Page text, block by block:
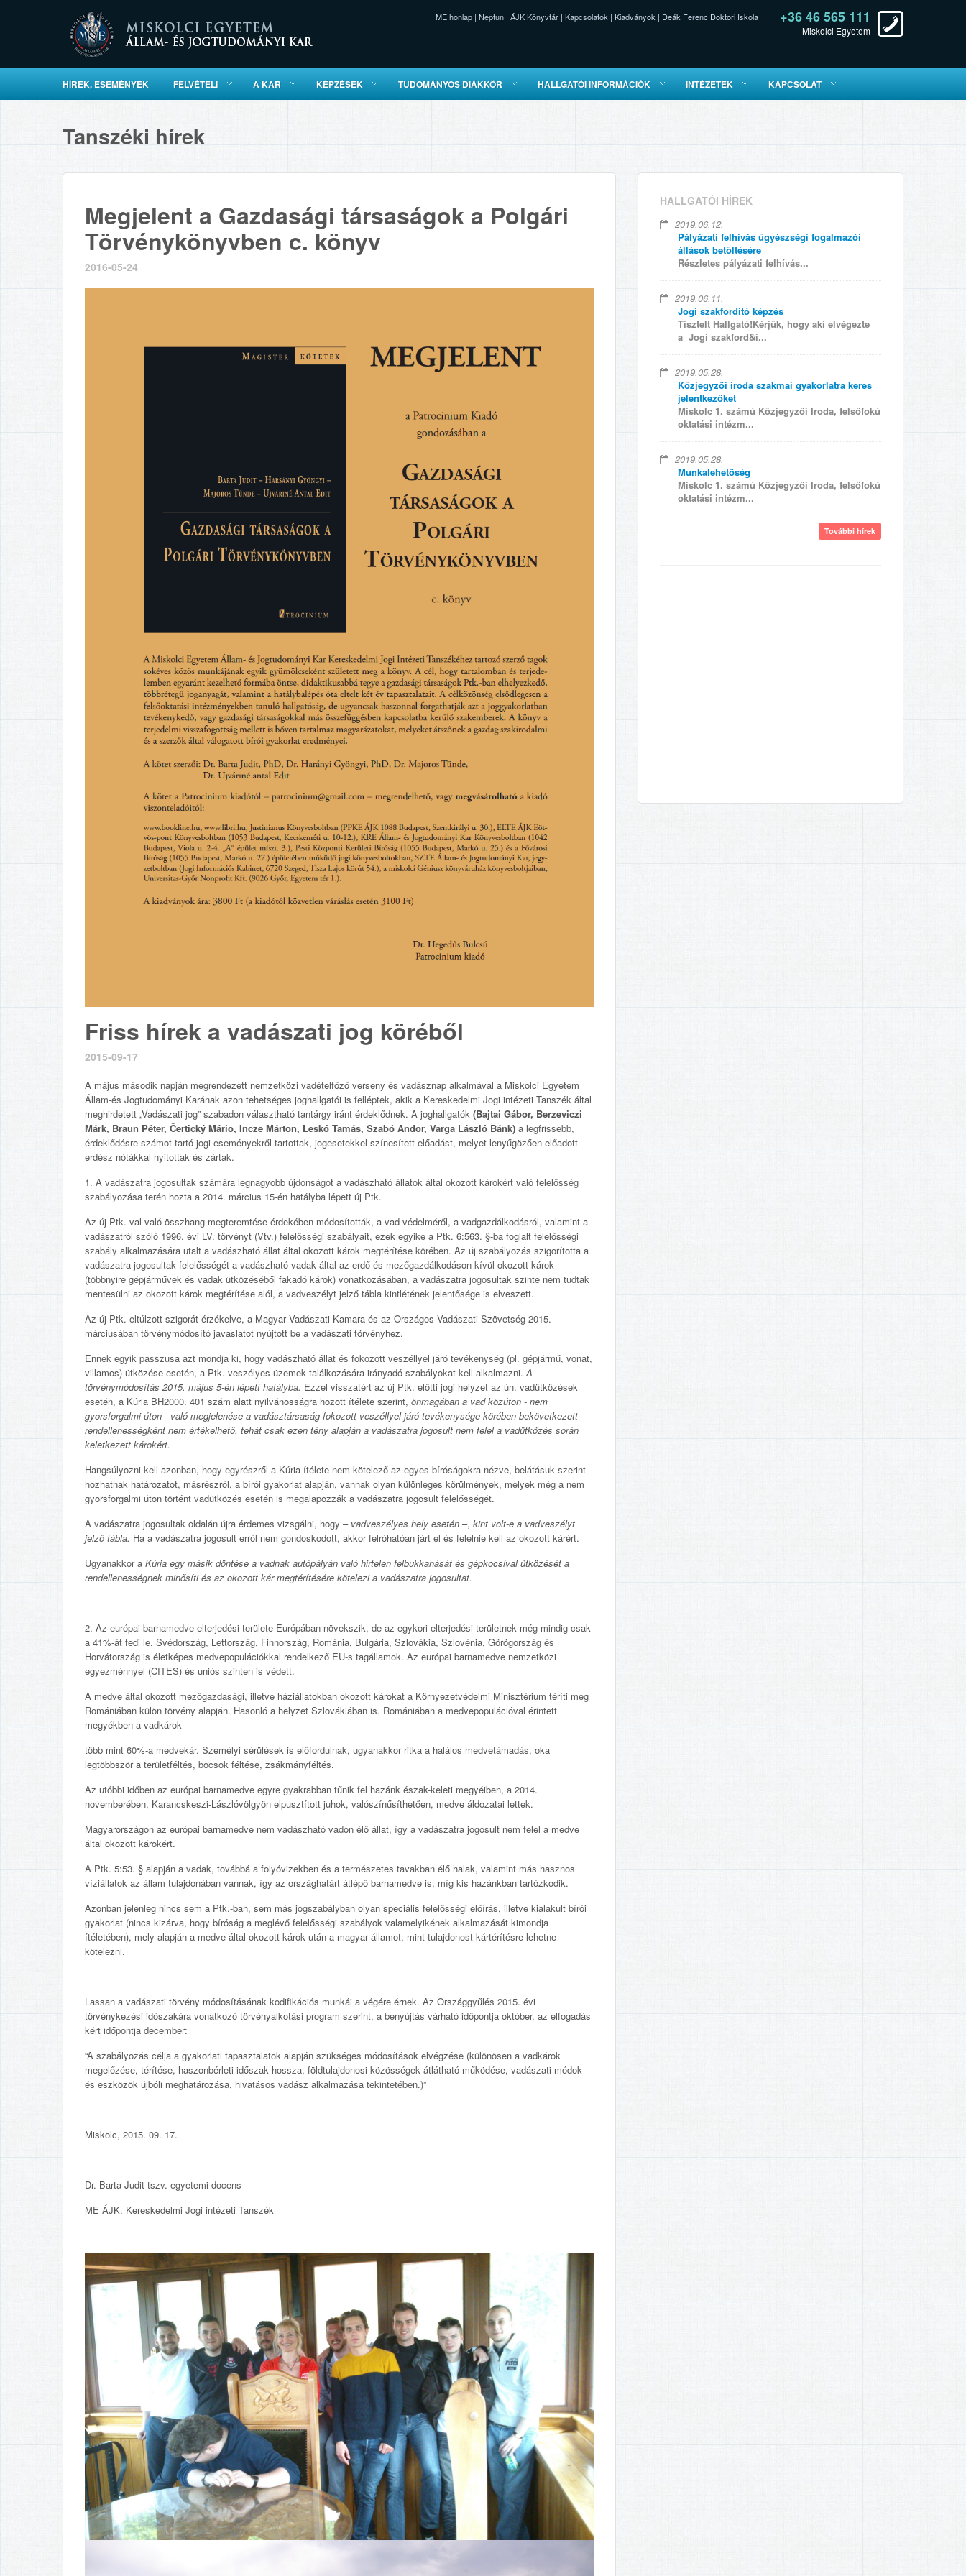
+36 46 565 111
Miskolci Egyetem
ME honlap | Neptun | ÁJK Könyvtár | Kapcsolatok | Kiadványok | Deák Ferenc Doktori Iskola
HÍREK, ESEMÉNYEK FELVÉTELI A KAR KÉPZÉSEK TUDOMÁNYOS DIÁKKÖR HALLGATÓI INFORMÁCIÓK INTÉZETEK KAPCSOLAT
Tanszéki hírek
Megjelent a Gazdasági társaságok a Polgári
Törvénykönyvben c. könyv
2016-05-24
Friss hírek a vadászati jog köréből
2015-09-17
A május második napján megrendezett nemzetközi vadételfőző verseny és vadásznap alkalmával a Miskolci Egyetem
Állam-és Jogtudományi Karának azon tehetséges joghallgatói is felléptek, akik a Kereskedelmi Jogi intézeti Tanszék által
meghirdetett „Vadászati jog” szabadon választható tantárgy iránt érdeklődnek. A joghallgatók (Bajtai Gábor, Berzeviczi
Márk, Braun Péter, Čertický Mário, Incze Márton, Leskó Tamás, Szabó Andor, Varga László Bánk) a legfrissebb,
érdeklődésre számot tartó jogi eseményekről tartottak, jogesetekkel színesített előadást, melyet lenyűgözően előadott
erdész nótákkal nyitottak és zártak.
1. A vadászatra jogosultak számára legnagyobb újdonságot a vadászható állatok által okozott károkért való felelősség
szabályozása terén hozta a 2014. március 15-én hatályba lépett új Ptk.
Az új Ptk.-val való összhang megteremtése érdekében módosították, a vad védelméről, a vadgazdálkodásról, valamint a
vadászatról szóló 1996. évi LV. törvényt (Vtv.) felelősségi szabályait, ezek egyike a Ptk. 6:563. §-ba foglalt felelősségi
szabály alkalmazására utalt a vadászható állat által okozott károk megtérítése körében. Az új szabályozás szigorította a
vadászatra jogosultak felelősségét a vadászható vadak által az erdő és mezőgazdálkodáson kívül okozott károk
(többnyire gépjárművek és vadak ütközéséből fakadó károk) vonatkozásában, a vadászatra jogosultak szinte nem tudtak
mentesülni az okozott károk megtérítése alól, a vadveszélyt jelző tábla kintlétének jelentősége is elveszett.
Az új Ptk. eltúlzott szigorát érzékelve, a Magyar Vadászati Kamara és az Országos Vadászati Szövetség 2015.
márciusában törvénymódosító javaslatot nyújtott be a vadászati törvényhez.
Ennek egyik passzusa azt mondja ki, hogy vadászható állat és fokozott veszéllyel járó tevékenység (pl. gépjármű, vonat,
villamos) ütközése esetén, a Ptk. veszélyes üzemek találkozására irányadó szabályokat kell alkalmazni.A
törvénymódosítás 2015. május 5-én lépett hatályba. Ezzel visszatért az új Ptk. előtti jogi helyzet az ún. vadütközések
esetén, a Kúria BH2000. 401 szám alatt nyilvánosságra hozott ítélete szerint, önmagában a vad közúton - nem
gyorsforgalmi úton - való megjelenése a vadásztársaság fokozott veszéllyel járó tevékenysége körében bekövetkezett
rendellenességként nem értékelhető, tehát csak ezen tény alapján a vadászatra jogosult nem felel a vadütközés során
keletkezett károkért.
Hangsúlyozni kell azonban, hogy egyrészről a Kúria ítélete nem kötelező az egyes bíróságokra nézve, belátásuk szerint
hozhatnak határozatot, másrészről, a bírói gyakorlat alapján, vannak olyan különleges körülmények, melyek még a nem
gyorsforgalmi úton történt vadütközés esetén is megalapozzák a vadászatra jogosult felelősségét.
A vadászatra jogosultak oldalán újra érdemes vizsgálni, hogy – vadveszélyes hely esetén –, kint volt-e a vadveszélyt
jelző tábla. Ha a vadászatra jogosult erről nem gondoskodott, akkor felróhatóan járt el és felelnie kell az okozott kárért.
Ugyanakkor a Kúria egy másik döntése a vadnak autópályán való hirtelen felbukkanását és gépkocsival ütközését a
rendellenességnek minősíti és az okozott kár megtérítésére kötelezi a vadászatra jogosultat.
2. Az európai barnamedve elterjedési területe Európában növekszik, de az egykori elterjedési területnek még mindig csak
a 41%-át fedi le. Svédország, Lettország, Finnország, Románia, Bulgária, Szlovákia, Szlovénia, Görögország és
Horvátország is életképes medvepopulációkkal rendelkező EU-s tagállamok. Az európai barnamedve nemzetközi
egyezménnyel (CITES) és uniós szinten is védett.
A medve által okozott mezőgazdasági, illetve háziállatokban okozott károkat a Környezetvédelmi Minisztérium téríti meg
Romániában külön törvény alapján. Hasonló a helyzet Szlovákiában is. Romániában a medvepopulációval érintett
megyékben a vadkárok
több mint 60%-a medvekár. Személyi sérülések is előfordulnak, ugyanakkor ritka a halálos medvetámadás, oka
legtöbbször a területféltés, bocsok féltése, zsákmányféltés.
Az utóbbi időben az európai barnamedve egyre gyakrabban tűnik fel hazánk észak-keleti megyéiben, a 2014.
novemberében, Karancskeszi-Lászlóvölgyön elpusztított juhok, valószínűsíthetően, medve áldozatai lettek.
Magyarországon az európai barnamedve nem vadászható vadon élő állat, így a vadászatra jogosult nem felel a medve
által okozott károkért.
A Ptk. 5:53. § alapján a vadak, továbbá a folyóvizekben és a természetes tavakban élő halak, valamint más hasznos
víziállatok az állam tulajdonában vannak, így az országhatárt átlépő barnamedve is, míg kis hazánkban tartózkodik.
Azonban jelenleg nincs sem a Ptk.-ban, sem más jogszabályban olyan speciális felelősségi előírás, illetve kialakult bírói
gyakorlat (nincs kizárva, hogy bíróság a meglévő felelősségi szabályok valamelyikének alkalmazását kimondja
ítéletében), mely alapján a medve által okozott károk után a magyar államot, mint tulajdonost kártérítésre lehetne
kötelezni.
Lassan a vadászati törvény módosításának kodifikációs munkái a végére érnek. Az Országgyűlés 2015. évi
törvénykezési időszakára vonatkozó törvényalkotási program szerint, a benyújtás várható időpontja október, az elfogadás
kért időpontja december:
“A szabályozás célja a gyakorlati tapasztalatok alapján szükséges módosítások elvégzése (különösen a vadkárok
megelőzése, térítése, haszonbérleti időszak hossza, földtulajdonosi közösségek átlátható működése, vadászati módok
és eszközök újbóli meghatározása, hivatásos vadász alkalmazása tekintetében.)”
Miskolc, 2015. 09. 17.
Dr. Barta Judit tszv. egyetemi docens
ME ÁJK. Kereskedelmi Jogi intézeti Tanszék
HALLGATÓI HÍREK
2019.06.12.
Pályázati felhívás ügyészségi fogalmazói
állások betöltésére
Részletes pályázati felhívás...
2019.06.11.
Jogi szakfordító képzés
Tisztelt Hallgató!Kérjük, hogy aki elvégezte
a Jogi szakford&i...
2019.05.28.
Közjegyzői iroda szakmai gyakorlatra keres
jelentkezőket
Miskolc 1. számú Közjegyzői Iroda, felsőfokú
oktatási intézm...
2019.05.28.
Munkalehetőség
Miskolc 1. számú Közjegyzői Iroda, felsőfokú
oktatási intézm...
További hírek